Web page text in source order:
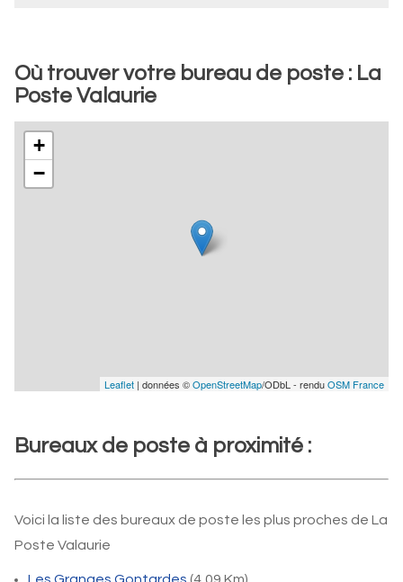
Où trouver votre bureau de poste : La
Poste Valaurie
+
−
Leaflet | données ©OpenStreetMap/ODbL - renduOSM France
Bureaux de poste à proximité :
Voici la liste des bureaux de poste les plus proches de La
Poste Valaurie